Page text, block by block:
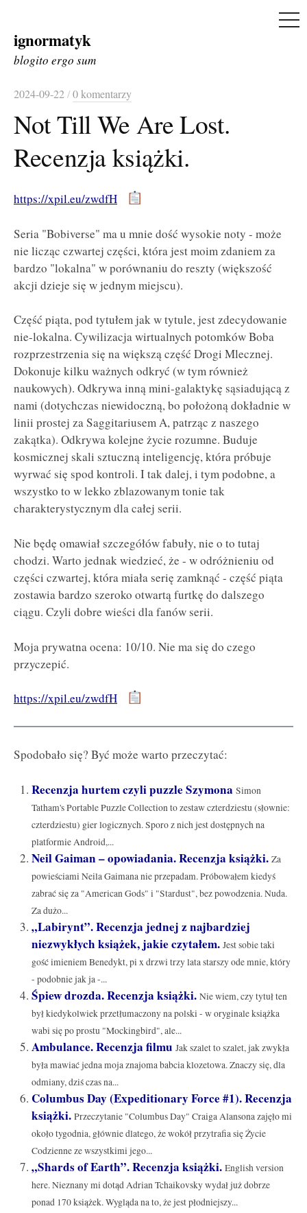
Skip
to
ignormatyk
blogito ergo sum
2024-09-22/0 komentarzy
Not Till We Are Lost.
Recenzja książki.
https://xpil.eu/zwdfH
Seria "Bobiverse" ma u mnie dość wysokie noty - może
nie licząc czwartej części, która jest moim zdaniem za
bardzo "lokalna" w porównaniu do reszty (większość
akcji dzieje się w jednym miejscu).
Część piąta, pod tytułem jak w tytule, jest zdecydowanie
nie-lokalna. Cywilizacja wirtualnych potomków Boba
rozprzestrzenia się na większą część Drogi Mlecznej.
Dokonuje kilku ważnych odkryć (w tym również
naukowych). Odkrywa inną mini-galaktykę sąsiadującą z
nami (dotychczas niewidoczną, bo położoną dokładnie w
linii prostej za Saggitariusem A, patrząc z naszego
zakątka). Odkrywa kolejne życie rozumne. Buduje
kosmicznej skali sztuczną inteligencję, która próbuje
wyrwać się spod kontroli. I tak dalej, i tym podobne, a
wszystko to w lekko zblazowanym tonie tak
charakterystycznym dla całej serii.
Nie będę omawiał szczegółów fabuły, nie o to tutaj
chodzi. Warto jednak wiedzieć, że - w odróżnieniu od
części czwartej, która miała serię zamknąć - część piąta
zostawia bardzo szeroko otwartą furtkę do dalszego
ciągu. Czyli dobre wieści dla fanów serii.
Moja prywatna ocena: 10/10. Nie ma się do czego
przyczepić.
https://xpil.eu/zwdfH
Spodobało się? Być może warto przeczytać:
Recenzja hurtem czyli puzzle Szymona Simon
Tatham's Portable Puzzle Collection to zestaw czterdziestu (słownie:
czterdziestu) gier logicznych. Sporo z nich jest dostępnych na
platformie Android,...
Neil Gaiman – opowiadania. Recenzja książki. Za
powieściami Neila Gaimana nie przepadam. Próbowałem kiedyś
zabrać się za "American Gods" i "Stardust", bez powodzenia. Nuda.
Za dużo...
„Labirynt”. Recenzja jednej z najbardziej
niezwykłych książek, jakie czytałem. Jest sobie taki
gość imieniem Benedykt, pi x drzwi trzy lata starszy ode mnie, który
- podobnie jak ja -...
Śpiew drozda. Recenzja książki. Nie wiem, czy tytuł ten
był kiedykolwiek przetłumaczony na polski - w oryginale książka
wabi się po prostu "Mockingbird", ale...
Ambulance. Recenzja filmu Jak szalet to szalet, jak zwykła
była mawiać jedna moja znajoma babcia klozetowa. Znaczy się, dla
odmiany, dziś czas na...
Columbus Day (Expeditionary Force #1). Recenzja
książki. Przeczytanie "Columbus Day" Craiga Alansona zajęło mi
około tygodnia, głównie dlatego, że wokół przytrafia się Życie
Codzienne ze wszystkimi jego...
„Shards of Earth”. Recenzja książki. English version
here. Nieznany mi dotąd Adrian Tchaikovsky wydał już dobrze
ponad 170 książek. Wygląda na to, że jest płodniejszy...